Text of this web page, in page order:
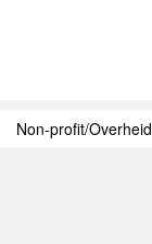
Non-profit/Overheid